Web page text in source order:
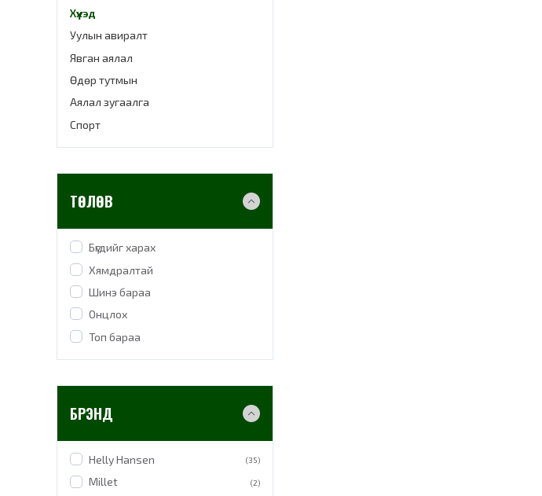
Хүүхэд
Уулын авиралт
Явган аялал
Өдөр тутмын
Аялал зугаалга
Спорт
ТӨЛӨВ
Бүгдийг харах
Хямдралтай
Шинэ бараа
Онцлох
Топ бараа
БРЭНД
Helly Hansen (35)
Millet (2)